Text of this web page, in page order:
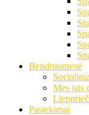
Bendruomenė
Mes jais
Pasiekimai